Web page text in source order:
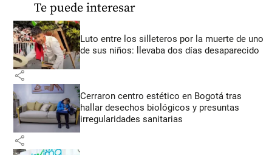
Te puede interesar
Luto entre los silleteros por la muerte de uno
de sus niños: llevaba dos días desaparecido
share
Cerraron centro estético en Bogotá tras
hallar desechos biológicos y presuntas
irregularidades sanitarias
share